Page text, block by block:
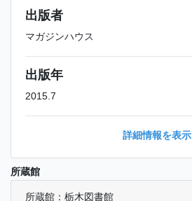
出版者
マガジンハウス
出版年
2015.7
詳細情報を表示
所蔵館
所蔵館：栃木図書館